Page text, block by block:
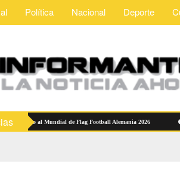
Política Nacional Deporte
al Mundial de Flag Football Alemania 2026